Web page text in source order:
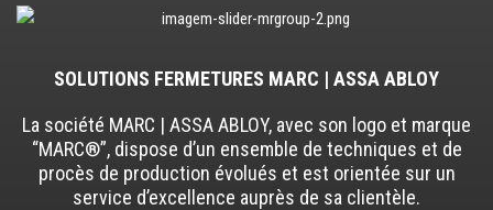
SOLUTIONS FERMETURES MARC | ASSA ABLOY
La société MARC | ASSA ABLOY, avec son logo et marque
“MARC®”, dispose d’un ensemble de techniques et de
procès de production évolués et est orientée sur un
service d’excellence auprès de sa clientèle.